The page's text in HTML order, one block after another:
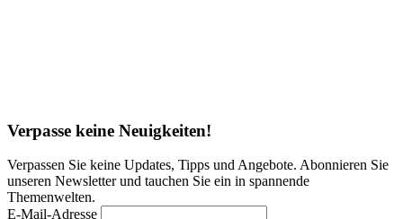
Verpasse keine Neuigkeiten!
Verpassen Sie keine Updates, Tipps und Angebote. Abonnieren Sie
unseren Newsletter und tauchen Sie ein in spannende
Themenwelten.
E-Mail-Adresse